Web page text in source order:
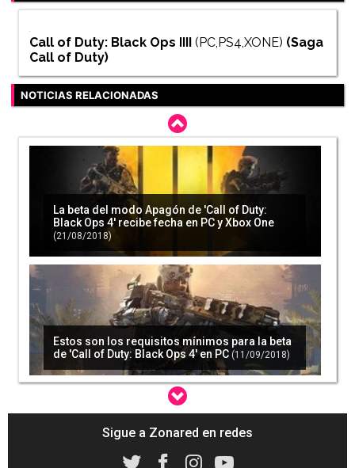
Call of Duty: Black Ops IIII (PC,PS4,XONE) (Saga
Call of Duty)
NOTICIAS RELACIONADAS
La beta del modo Apagón de 'Call of Duty:
Black Ops 4' recibe fecha en PC y Xbox One
(21/08/2018)
Estos son los requisitos mínimos para la beta
de 'Call of Duty: Black Ops 4' en PC (11/09/2018)
Detallado el contenido postlanzamiento de
Sigue a Zonared en redes